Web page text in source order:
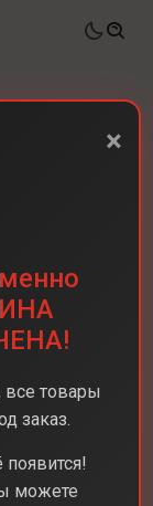
×
товары
заказ.
можете